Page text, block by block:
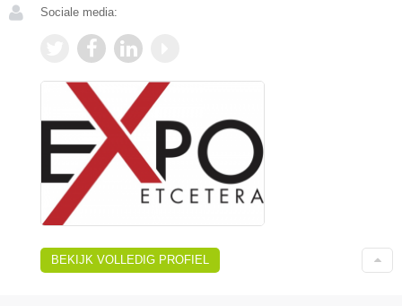
Sociale media:
BEKIJK VOLLEDIG PROFIEL